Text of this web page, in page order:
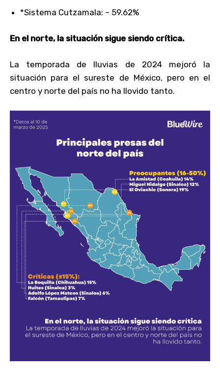
*Sistema Cutzamala: – 59.62%
En el norte, la situación sigue siendo crítica.
La temporada de lluvias de 2024 mejoró la
situación para el sureste de México, pero en el
centro y norte del país no ha llovido tanto.